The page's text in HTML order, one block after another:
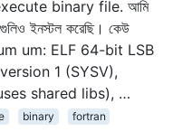
binary file. আমি
ইনস্টল করেছি। কেউ
um um: ELF 64-bit LSB
1 (SYSV),
shared libs), …
binary fortran